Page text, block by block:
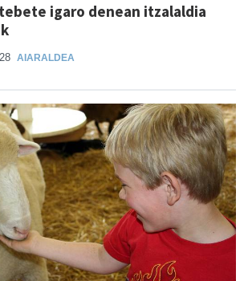
igaro denean itzalaldia
AIARALDEA